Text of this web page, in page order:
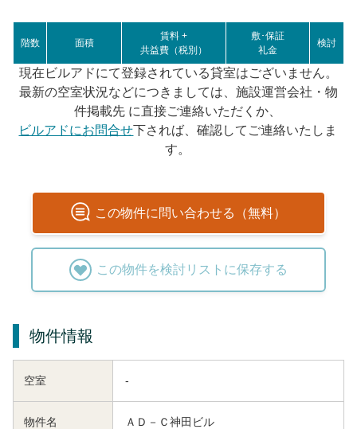
階数 面積
賃料 +
共益費（税別）
敷･保証
礼金
検討
現在ビルアドにて登録されている貸室はございません。
最新の空室状況などにつきましては、施設運営会社・物
件掲載先 に直接ご連絡いただくか、
ビルアドにお問合せ下されば、確認してご連絡いたしま
す。
この物件に問い合わせる（無料）
この物件を検討リストに保存する
物件情報
空室 -
物件名 ＡＤ－Ｃ神田ビル